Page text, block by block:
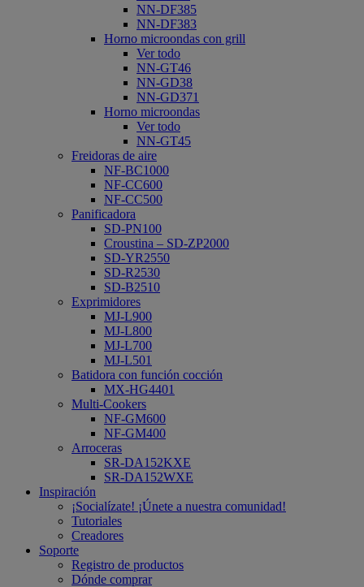
NN-DF385
NN-DF383
Horno microondas con grill
Ver todo
NN-GT46
NN-GD38
NN-GD371
Horno microondas
Ver todo
NN-GT45
Freidoras de aire
NF-BC1000
NF-CC600
NF-CC500
Panificadora
SD-PN100
Croustina – SD-ZP2000
SD-YR2550
SD-R2530
SD-B2510
Exprimidores
MJ-L900
MJ-L800
MJ-L700
MJ-L501
Batidora con función cocción
MX-HG4401
Multi-Cookers
NF-GM600
NF-GM400
Arroceras
SR-DA152KXE
SR-DA152WXE
Inspiración
¡Socialízate! ¡Únete a nuestra comunidad!
Tutoriales
Creadores
Soporte
Registro de productos
Dónde comprar